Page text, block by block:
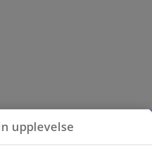
upplevelse